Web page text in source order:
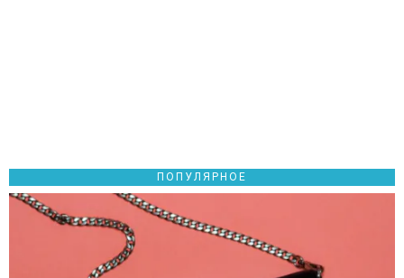
ПОПУЛЯРНОЕ